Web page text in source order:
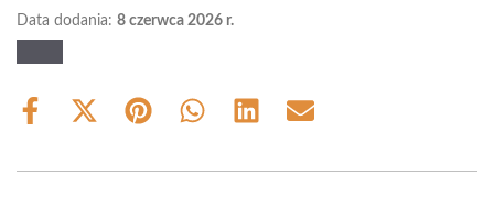
Data dodania: 8 czerwca 2026 r.
Share
Share
(Twitter)
Share Share Share Share